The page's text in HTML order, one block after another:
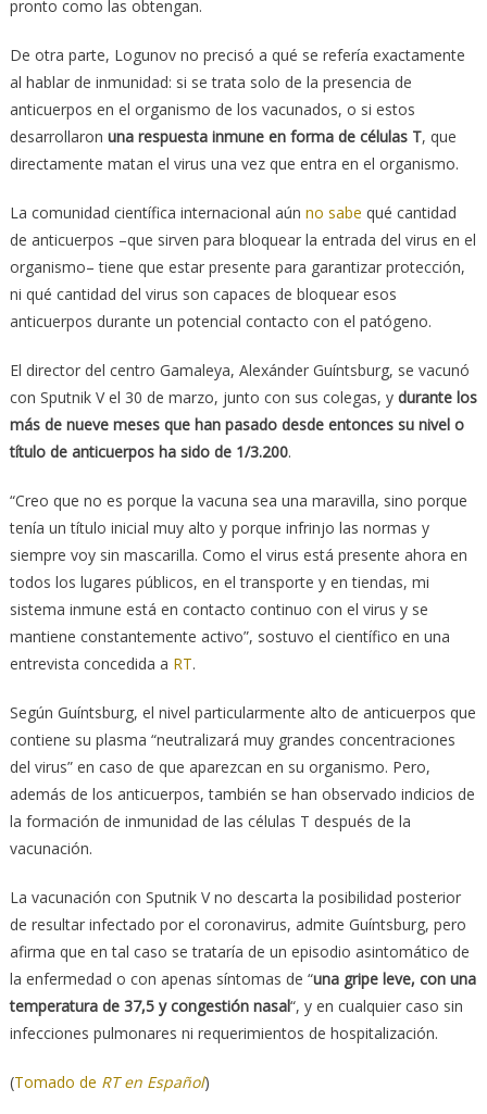
pronto como las obtengan.
De otra parte, Logunov no precisó a qué se refería exactamente
al hablar de inmunidad: si se trata solo de la presencia de
anticuerpos en el organismo de los vacunados, o si estos
desarrollaron una respuesta inmune en forma de células T, que
directamente matan el virus una vez que entra en el organismo.
La comunidad científica internacional aún no sabe qué cantidad
de anticuerpos –que sirven para bloquear la entrada del virus en el
organismo– tiene que estar presente para garantizar protección,
ni qué cantidad del virus son capaces de bloquear esos
anticuerpos durante un potencial contacto con el patógeno.
El director del centro Gamaleya, Alexánder Guíntsburg, se vacunó
con Sputnik V el 30 de marzo, junto con sus colegas, y durante los
más de nueve meses que han pasado desde entonces su nivel o
título de anticuerpos ha sido de 1/3.200.
“Creo que no es porque la vacuna sea una maravilla, sino porque
tenía un título inicial muy alto y porque infrinjo las normas y
siempre voy sin mascarilla. Como el virus está presente ahora en
todos los lugares públicos, en el transporte y en tiendas, mi
sistema inmune está en contacto continuo con el virus y se
mantiene constantemente activo”, sostuvo el científico en una
entrevista concedida a RT.
Según Guíntsburg, el nivel particularmente alto de anticuerpos que
contiene su plasma “neutralizará muy grandes concentraciones
del virus” en caso de que aparezcan en su organismo. Pero,
además de los anticuerpos, también se han observado indicios de
la formación de inmunidad de las células T después de la
vacunación.
La vacunación con Sputnik V no descarta la posibilidad posterior
de resultar infectado por el coronavirus, admite Guíntsburg, pero
afirma que en tal caso se trataría de un episodio asintomático de
la enfermedad o con apenas síntomas de “una gripe leve, con una
temperatura de 37,5 y congestión nasal“, y en cualquier caso sin
infecciones pulmonares ni requerimientos de hospitalización.
(Tomado de RT en Español)